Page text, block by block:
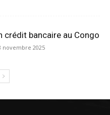
crédit bancaire au Congo
novembre 2025